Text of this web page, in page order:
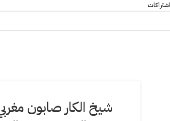
اشتراكات
شيخ الكار صابون